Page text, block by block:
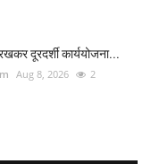
दूरदर्शी कार्ययोजना...
Aug 8, 2026 2